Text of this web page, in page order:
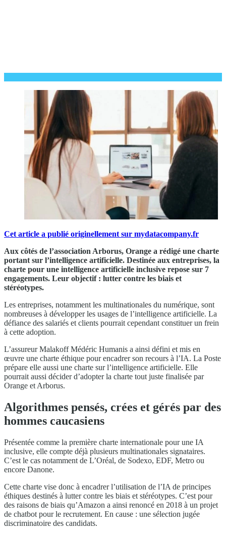
Cet article a publié originellement sur mydatacompany.fr
Aux côtés de l’association Arborus, Orange a rédigé une charte
portant sur l’intelligence artificielle. Destinée aux entreprises, la
charte pour une intelligence artificielle inclusive repose sur 7
engagements. Leur objectif : lutter contre les biais et
stéréotypes.
Les entreprises, notamment les multinationales du numérique, sont
nombreuses à développer les usages de l’intelligence artificielle. La
défiance des salariés et clients pourrait cependant constituer un frein
à cette adoption.
L’assureur Malakoff Médéric Humanis a ainsi défini et mis en
œuvre une charte éthique pour encadrer son recours à l’IA. La Poste
prépare elle aussi une charte sur l’intelligence artificielle. Elle
pourrait aussi décider d’adopter la charte tout juste finalisée par
Orange et Arborus.
Algorithmes pensés, crées et gérés par des
hommes caucasiens
Présentée comme la première charte internationale pour une IA
inclusive, elle compte déjà plusieurs multinationales signataires.
C’est le cas notamment de L’Oréal, de Sodexo, EDF, Metro ou
encore Danone.
Cette charte vise donc à encadrer l’utilisation de l’IA de principes
éthiques destinés à lutter contre les biais et stéréotypes. C’est pour
des raisons de biais qu’Amazon a ainsi renoncé en 2018 à un projet
de chatbot pour le recrutement. En cause : une sélection jugée
discriminatoire des candidats.